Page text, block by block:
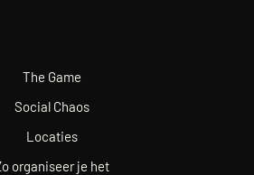
The Game
Social Chaos
Locaties
organiseer je het